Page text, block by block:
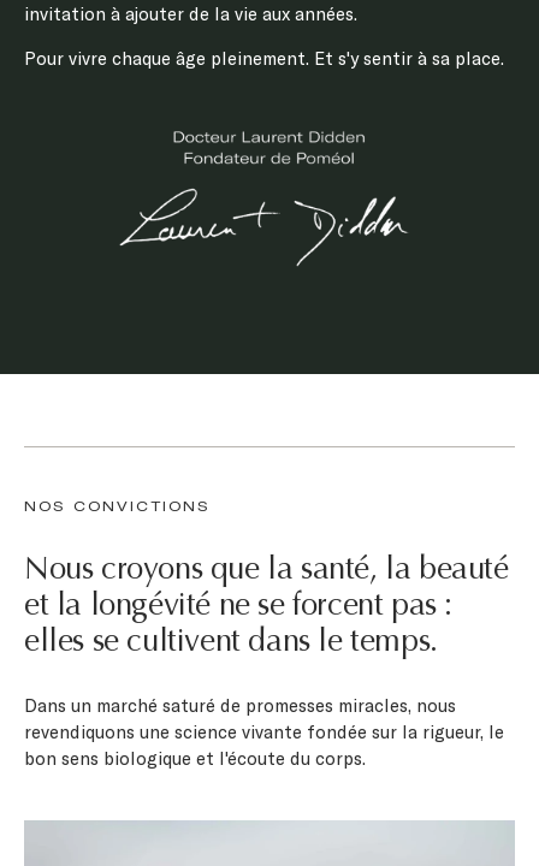
invitation à ajouter de la vie aux années.
Pour vivre chaque âge pleinement. Et s'y sentir à sa place.
NOS CONVICTIONS
Nous croyons que la santé, la beauté
et la longévité ne se forcent pas :
elles se cultivent dans le temps.
Dans un marché saturé de promesses miracles, nous
revendiquons une science vivante fondée sur la rigueur, le
bon sens biologique et l'écoute du corps.